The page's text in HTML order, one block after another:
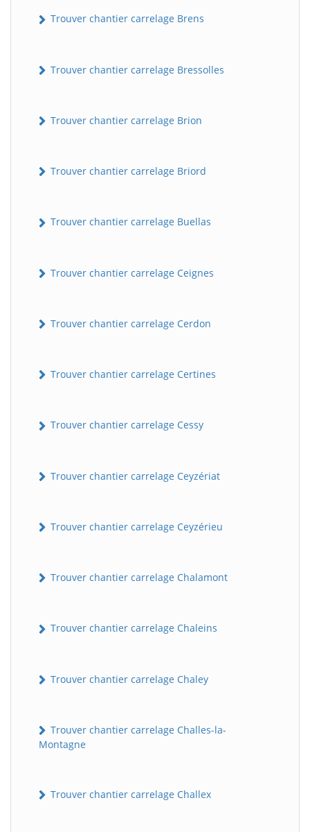
Trouver chantier carrelage Brens
Trouver chantier carrelage Bressolles
Trouver chantier carrelage Brion
Trouver chantier carrelage Briord
Trouver chantier carrelage Buellas
Trouver chantier carrelage Ceignes
Trouver chantier carrelage Cerdon
Trouver chantier carrelage Certines
Trouver chantier carrelage Cessy
Trouver chantier carrelage Ceyzériat
Trouver chantier carrelage Ceyzérieu
Trouver chantier carrelage Chalamont
Trouver chantier carrelage Chaleins
Trouver chantier carrelage Chaley
Trouver chantier carrelage Challes-la-
Montagne
Trouver chantier carrelage Challex